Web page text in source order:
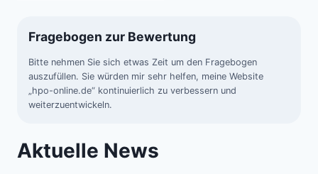
Fragebogen zur Bewertung
Bitte nehmen Sie sich etwas Zeit um den Fragebogen
auszufüllen. Sie würden mir sehr helfen, meine Website
„hpo-online.de“ kontinuierlich zu verbessern und
weiterzuentwickeln.
Aktuelle News